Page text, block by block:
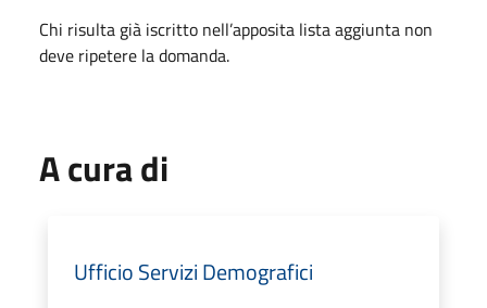
Chi risulta già iscritto nell’apposita lista aggiunta non
deve ripetere la domanda.
A cura di
Ufficio Servizi Demografici